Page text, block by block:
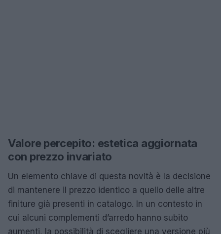
Valore percepito: estetica aggiornata
con prezzo invariato
Un elemento chiave di questa novità è la decisione
di mantenere il prezzo identico a quello delle altre
finiture già presenti in catalogo. In un contesto in
cui alcuni complementi d’arredo hanno subito
aumenti, la possibilità di scegliere una versione più